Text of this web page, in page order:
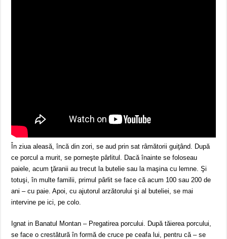
În ziua aleasă, încă din zori, se aud prin sat râmătorii guiţând. După
ce porcul a murit, se porneşte pârlitul. Dacă înainte se foloseau
paiele, acum ţăranii au trecut la butelie sau la maşina cu lemne. Şi
totuşi, în multe familii, primul pârlit se face că acum 100 sau 200 de
ani – cu paie. Apoi, cu ajutorul arzătorului şi al buteliei, se mai
intervine pe ici, pe colo.
Ignat in Banatul Montan – Pregatirea porcului. După tăierea porcului,
se face o crestătură în formă de cruce pe ceafa lui, pentru că – se